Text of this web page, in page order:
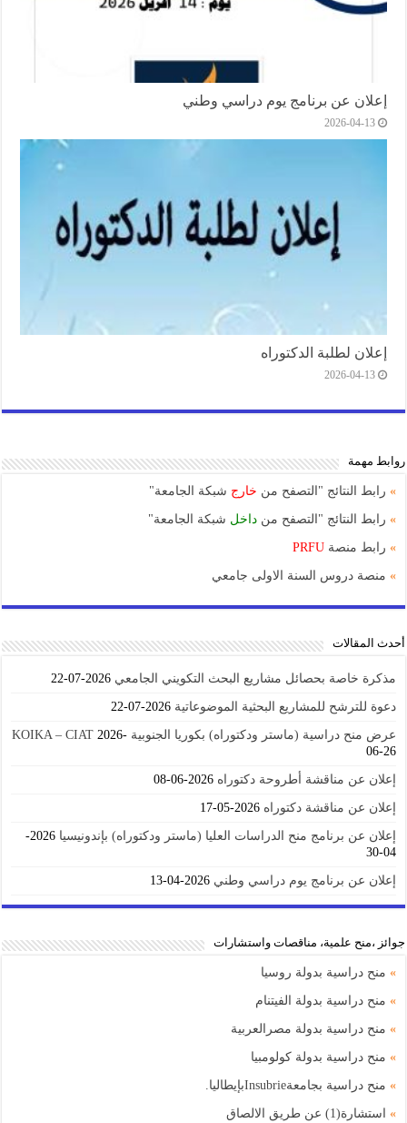
إعلان عن برنامج يوم دراسي وطني
2026-04-13
إعلان لطلبة الدكتوراه
2026-04-13
روابط مهمة
» رابط النتائج "التصفح من خارج شبكة الجامعة"
» رابط النتائج "التصفح منداخل شبكة الجامعة"
» رابط منصةPRFU
» منصة دروس السنة الاولى جامعي
أحدث المقالات
مذكرة خاصة بحصائل مشاريع البحث التكويني الجامعي 2026-07-22
دعوة للترشح للمشاريع البحثية الموضوعاتية 2026-07-22
عرض منح دراسية (ماستر ودكتوراه) بكوريا الجنوبية KOIKA – CIAT2026-
06-26
إعلان عن مناقشة أطروحة دكتوراه 2026-06-08
إعلان عن مناقشة دكتوراه 2026-05-17
إعلان عن برنامج منح الدراسات العليا (ماستر ودكتوراه) بإندونيسيا
2026-
04-30
إعلان عن برنامج يوم دراسي وطني 2026-04-13
جوائز ،منح علمية، مناقصات واستشارات
» منح دراسية بدولة روسيا
» منح دراسية بدولة الفيتنام
» منح دراسية بدولة مصرالعربية
» منح دراسية بدولة كولومبيا
» منح دراسية بجامعةInsubrieبإيطاليا.
» استشارة(1) عن طريق الالصاق